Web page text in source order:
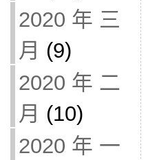
2020 年 三
月 (9)
2020 年 二
月 (10)
2020 年 一